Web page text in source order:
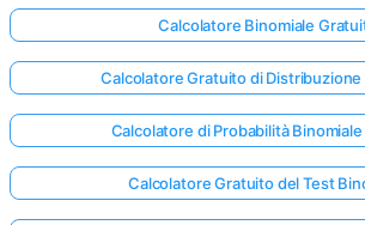
Calcolatore Binomiale
Calcolatore Gratuito di Distribuzione
Calcolatore di Probabilità
Calcolatore Gratuito del Test